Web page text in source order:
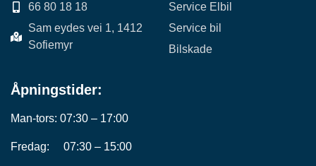
66 80 18 18
Sam eydes vei 1, 1412
Sofiemyr
Service Elbil
Service bil
Bilskade
Åpningstider:
Man-tors: 07:30 – 17:00
Fredag: 07:30 – 15:00